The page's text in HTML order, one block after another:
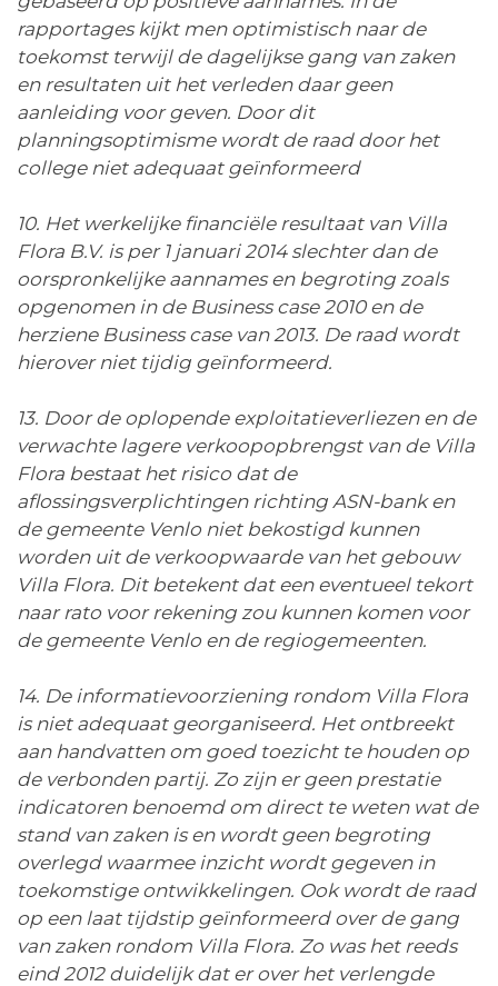
rapportages kijkt men optimistisch naar de
toekomst terwijl de dagelijkse gang van zaken
en resultaten uit het verleden daar geen
aanleiding voor geven. Door dit
planningsoptimisme wordt de raad door het
college niet adequaat geïnformeerd
10. Het werkelijke financiële resultaat van Villa
Flora B.V. is per 1 januari 2014 slechter dan de
oorspronkelijke aannames en begroting zoals
opgenomen in de Business case 2010 en de
herziene Business case van 2013. De raad wordt
hierover niet tijdig geïnformeerd.
13. Door de oplopende exploitatieverliezen en de
verwachte lagere verkoopopbrengst van de Villa
Flora bestaat het risico dat de
aflossingsverplichtingen richting ASN-bank en
de gemeente Venlo niet bekostigd kunnen
worden uit de verkoopwaarde van het gebouw
Villa Flora. Dit betekent dat een eventueel tekort
naar rato voor rekening zou kunnen komen voor
de gemeente Venlo en de regiogemeenten.
14. De informatievoorziening rondom Villa Flora
is niet adequaat georganiseerd. Het ontbreekt
aan handvatten om goed toezicht te houden op
de verbonden partij. Zo zijn er geen prestatie
indicatoren benoemd om direct te weten wat de
stand van zaken is en wordt geen begroting
overlegd waarmee inzicht wordt gegeven in
toekomstige ontwikkelingen. Ook wordt de raad
op een laat tijdstip geïnformeerd over de gang
van zaken rondom Villa Flora. Zo was het reeds
eind 2012 duidelijk dat er over het verlengde